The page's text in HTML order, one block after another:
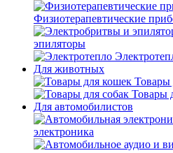
Физиотерапевтические
эпиляторы
Для животных
Товары
Товары
Для автомобилистов
электроника